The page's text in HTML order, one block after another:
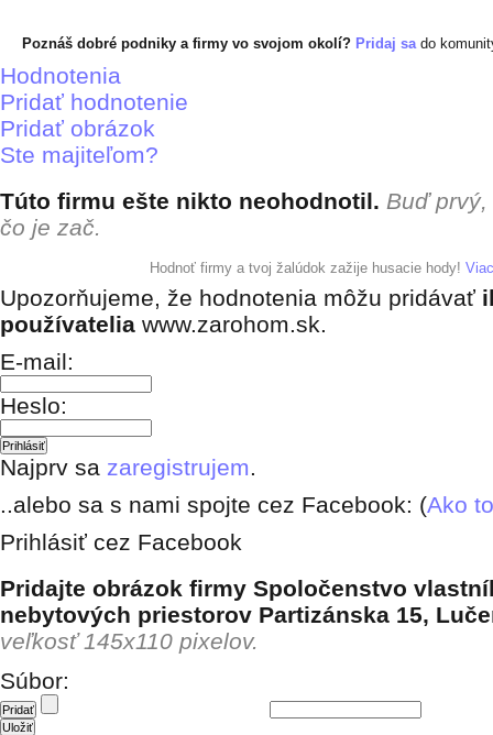
Poznáš dobré podniky a firmy vo svojom okolí? Pridaj sado
Hodnotenia
Pridať hodnotenie
Pridať obrázok
Ste majiteľom?
Túto firmu ešte nikto neohodnotil. Buď
čo je zač.
Hodnoť firmy a tvoj žalúdok zažije husacie hody! Viac
Upozorňujeme, že hodnotenia môžu pridávať
používatelia www.zarohom.sk.
E-mail:
Heslo:
Najprv sa zaregistrujem.
..alebo sa s nami spojte cez Facebook: (Ako
Prihlásiť cez Facebook
Pridajte obrázok firmy Spoločenstvo
nebytových priestorov Partizánska 15,
veľkosť 145x110 pixelov.
Súbor: